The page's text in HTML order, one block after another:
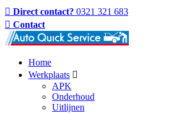
Direct contact? 0321 321 683
Contact
Home
Werkplaats
APK
Onderhoud
Uitlijnen